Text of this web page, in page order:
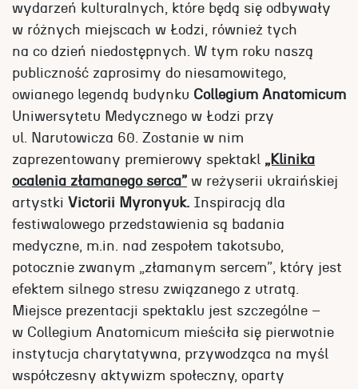
wydarzeń kulturalnych, które będą się odbywały
w różnych miejscach w Łodzi, również tych
na co dzień niedostępnych. W tym roku naszą
publiczność zaprosimy do niesamowitego,
owianego legendą budynku Collegium Anatomicum
Uniwersytetu Medycznego w Łodzi przy
ul. Narutowicza 60. Zostanie w nim
zaprezentowany premierowy spektakl „Klinika
ocalenia złamanego serca” w reżyserii ukraińskiej
artystki Victorii Myronyuk. Inspiracją dla
festiwalowego przedstawienia są badania
medyczne, m.in. nad zespołem takotsubo,
potocznie zwanym „złamanym sercem”, który jest
efektem silnego stresu związanego z utratą.
Miejsce prezentacji spektaklu jest szczególne –
w Collegium Anatomicum mieściła się pierwotnie
instytucja charytatywna, przywodząca na myśl
współczesny aktywizm społeczny, oparty